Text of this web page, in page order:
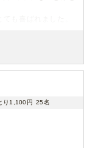
も喜ばれました。
硬めで、ポテサラは
っこの存在感もう
り1,100円 25名